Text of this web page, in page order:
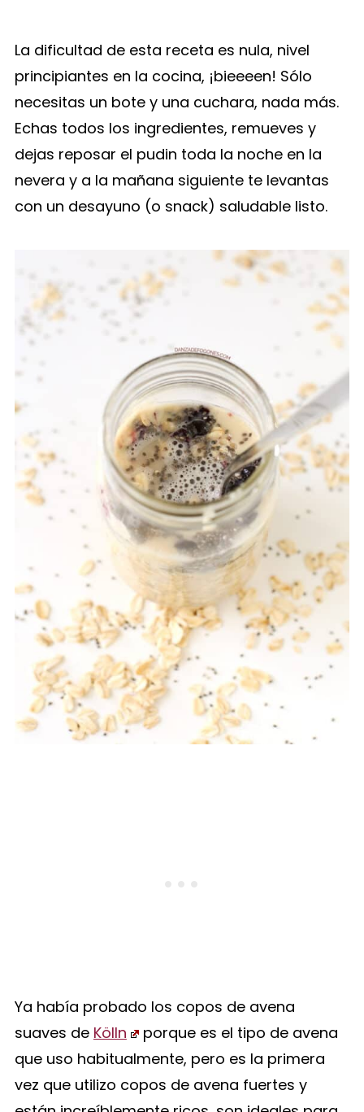
La dificultad de esta receta es nula, nivel
principiantes en la cocina, ¡bieeeen! Sólo
necesitas un bote y una cuchara, nada más.
Echas todos los ingredientes, remueves y
dejas reposar el pudin toda la noche en la
nevera y a la mañana siguiente te levantas
con un desayuno (o snack) saludable listo.
Ya había probado los copos de avena
suaves de Kölln
porque es el tipo de avena
que uso habitualmente, pero es la primera
vez que utilizo copos de avena fuertes y